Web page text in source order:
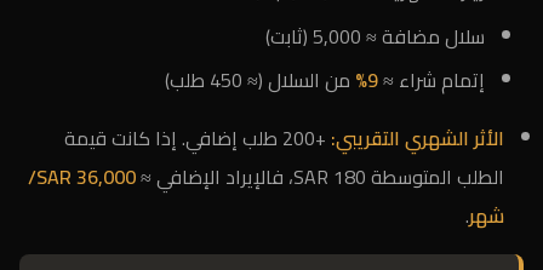
سلال مضافة ≈ 5,000 (ثابت)
إتمام شراء ≈9% من السلال (≈ 450 طلب)
الأثر الشهري التقريبي:
+200 طلب إضافي. إذا كانت قيمة
الطلب المتوسطة 180 SAR، فالإيراد الإضافي ≈
36,000 SAR/
شهر.